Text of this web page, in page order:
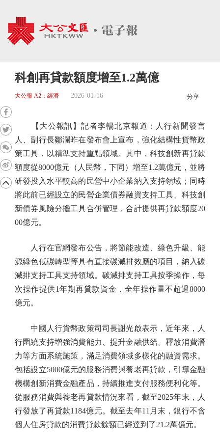
科創再貸款額度增至1.2萬億
大公報 A2：經濟 2026-01-16 分享
【大公報訊】記者李暢北京報道：人行新聞發言
人、副行長鄒瀾昨在發布會上宣布，強化結構性貨幣政
策工具，以精準支持重點領域。其中，科技創新再貸款
額度從8000億元（人民幣，下同）增至1.2萬億元，並將
研發投入水平較高的民營中小企業納入支持領域；同時
將此前已經設立的民營企業債券融資支持工具、科技創
新債券風險分擔工具合併管理，合計提供再貸款額度20
00億元。
人行在官網發布公告，將節能改造、綠色升級、能
源綠色低碳轉型等具有直接碳減排效應的項目，納入碳
減排支持工具支持領域。碳減排支持工具按季操作，每
次操作提供1年期再貸款資金，全年操作量不超過8000
億元。
中國人行貨幣政策司司長謝光啟表示，近年來，人
行圍繞支持增強消費能力、提升金融供給、釋放消費潛
力等方面系統施策，滿足消費領域多樣化的融資需求。
包括設立5000億元的服務消費與養老再貸款，引導金融
機構創新消費金融產品，持續推進支付服務便利化等。
從服務消費與養老再貸款情況來看，截至2025年末，人
行發放了再貸款1184億元。截至去年11月末，銀行不含
個人住房貸款的消費貸款餘額已經達到了21.2萬億元。